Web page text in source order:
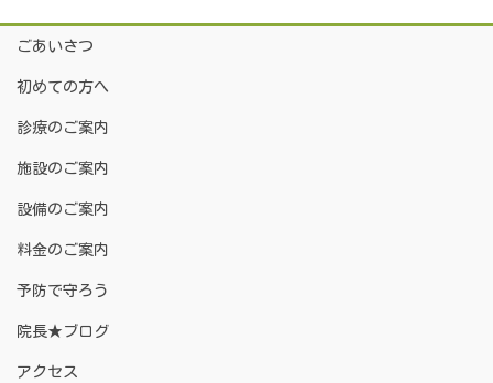
ごあいさつ
初めての方へ
診療のご案内
施設のご案内
設備のご案内
料金のご案内
予防で守ろう
院長★ブログ
アクセス